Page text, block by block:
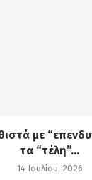
με
τα “τέλη”...
14 Ιουλίου, 2026